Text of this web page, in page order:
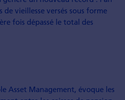
de vieillesse versés sous forme
fois dépassé le total des
Asset Management, évoque les